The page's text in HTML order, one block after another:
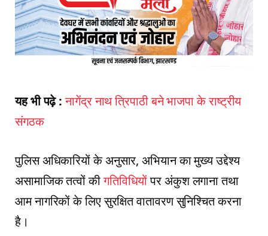
यह भी पढ़े :नागेंद्र नाथ त्रिपाठी बने भाजपा के राष्ट्रीय
संगठक
पुलिस अधिकारियों के अनुसार, अभियान का मुख्य उद्देश्य
असामाजिक तत्वों कीगतिविधियोंपर अंकुश लगाना तथा
आम नागरिकों के लिए सुरक्षित वातावरण सुनिश्चित करना
है।